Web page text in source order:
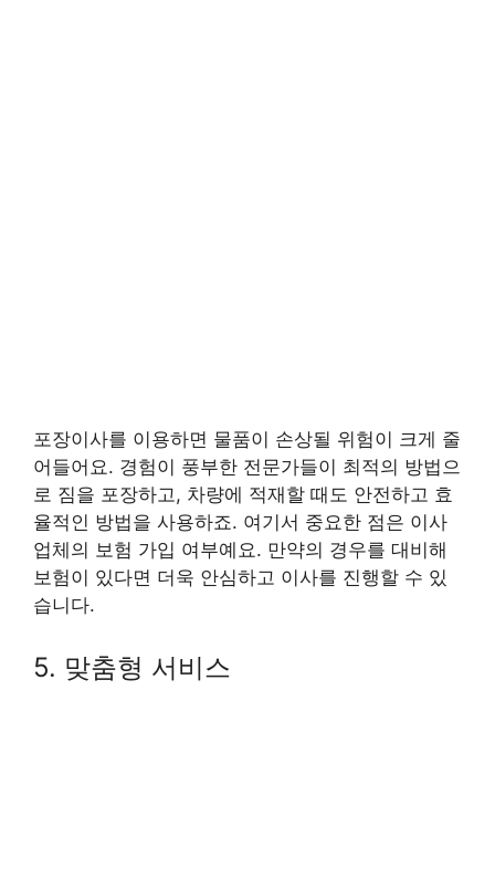
포장이사를 이용하면 물품이 손상될 위험이 크게 줄
어들어요. 경험이 풍부한 전문가들이 최적의 방법으
로 짐을 포장하고, 차량에 적재할 때도 안전하고 효
율적인 방법을 사용하죠. 여기서 중요한 점은 이사
업체의 보험 가입 여부예요. 만약의 경우를 대비해
보험이 있다면 더욱 안심하고 이사를 진행할 수 있
습니다.
5. 맞춤형 서비스